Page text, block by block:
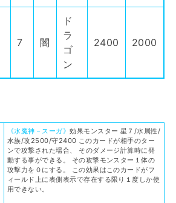
7 闇
ド
ラ
ゴ
ン
2400 2000
《水魔神－スーガ》効果モンスター 星７/水属性/
水族/攻2500/守2400 このカードが相手のター
ンで攻撃された場合、 そのダメージ計算時に発
動する事ができる。 その攻撃モンスター１体の
攻撃力を０にする。 この効果はこのカードがフ
ィールド上に表側表示で存在する限り１度しか使
用できない。